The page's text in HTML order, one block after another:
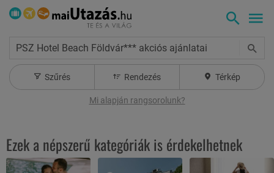
PSZ Hotel Beach Földvár*** akciós ajánlatai
Szűrés Rendezés Térkép
Mi alapján rangsorolunk?
Ezek a népszerű kategóriák is érdekelhetnek